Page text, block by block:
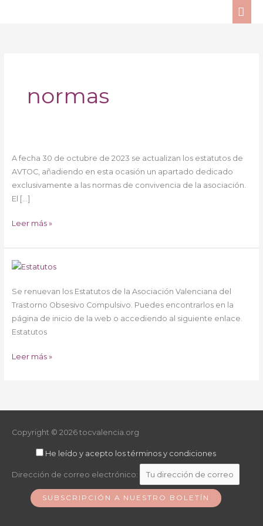
normas
A fecha 30 de octubre de 2023 se actualizan los estatutos de
AVTOC, añadiendo en esta ocasión un apartado dedicado
exclusivamente a las normas de convivencia de la asociación.
El […]
Normas
de
convivencia
AVTOC
Leer más »
Se renuevan los Estatutos de la Asociación Valenciana del
Trastorno Obsesivo Compulsivo. Puedes encontrarlos en la
página de inicio de la web o accediendo al siguiente enlace.
Estatutos
Actualización
Estatutos
AVTOC
Leer más »
Copyright © 2026 tocvalencia.org
He leído y acepto los términos y condiciones
Dirección de correo electrónico: